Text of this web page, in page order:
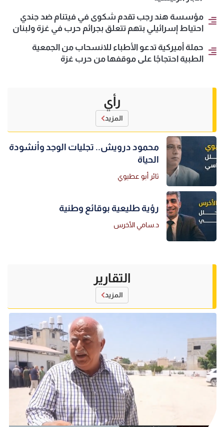
مؤسسة هند رجب تقدم شكوى في فيتنام ضد جندي
احتياط إسرائيلي بتهم تتعلق بجرائم حرب في غزة ولبنان
حملة أميركية تدعو الأطباء للانسحاب من الجمعية
الطبية احتجاجًا على موقفها من حرب غزة
رأي
المزيد
محمود درويش.. تجليات الوجد وأنشودة
الحياة
ثائر أبو عطيوي
رؤية طليعية بوقائع وطنية
د.سامي الأخرس
التقارير
المزيد